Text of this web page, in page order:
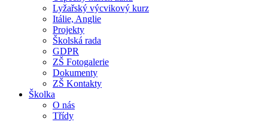
Lyžařský výcvikový kurz
Itálie, Anglie
Projekty
Školská rada
GDPR
ZŠ Fotogalerie
Dokumenty
ZŠ Kontakty
Školka
O nás
Třídy